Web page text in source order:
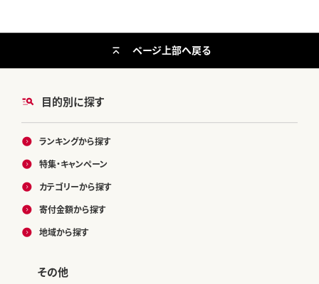
目的別に探す
ランキングから探す
特集・キャンペーン
カテゴリーから探す
寄付金額から探す
地域から探す
その他
ページ上部へ戻る